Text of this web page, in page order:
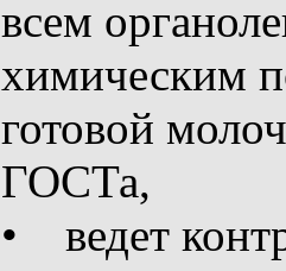
всем
химическим
готовой
ГОСТа,
• ведет